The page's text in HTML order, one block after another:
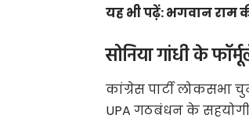
यह भी पढ़ें:भगवान राम
सोनिया गांधी के
कांग्रेस पार्टी लोकसभा
UPA गठबंधन के सहयोगी